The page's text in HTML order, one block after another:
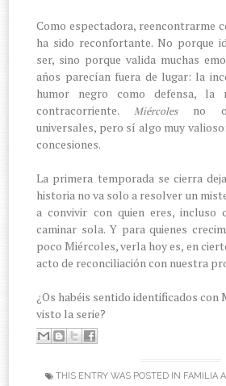
Como espectadora, reencontrarme
ha sido reconfortante. No porque
ser, sino porque valida muchas
años parecían fuera de lugar: la
humor negro como defensa, la
contracorriente.Miércolesno
universales, pero sí algo muy
concesiones.
La primera temporada se cierra
historia no va solo a resolver un
a convivir con quien eres, incluso
caminar sola. Y para quienes
poco Miércoles, verla hoy es, en
acto de reconciliación con nuestra
¿Os habéis sentido identificados con
visto la serie?
THIS ENTRY WAS POSTED IN FAMILIA